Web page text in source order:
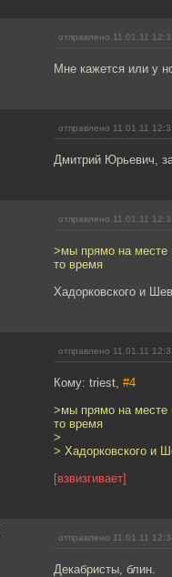
отправлено 11.01.11
Мне кажется или у
отправлено 11.01.11
Дмитрий Юрьевич,
отправлено 11.01.11
>мы прямо на месте
то время
Хадорковского и
отправлено 11.01.11
Кому: triest, #4
>мы прямо на месте
то время
>
> Хадорковского и
[взвизгивает]
отправлено 11.01.11
Декабристы, блин.